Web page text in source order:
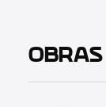
OBRAS